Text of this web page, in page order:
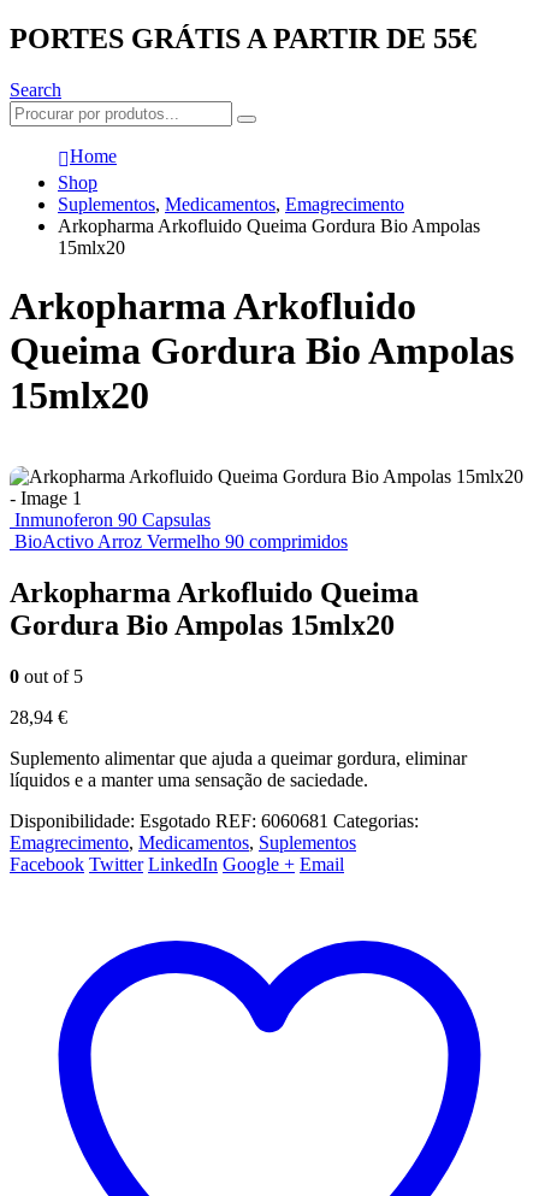
PORTES GRÁTIS A PARTIR DE 55€
Search
Home
Shop
Suplementos, Medicamentos, Emagrecimento
Arkopharma Arkofluido Queima Gordura Bio Ampolas
15mlx20
Arkopharma Arkofluido
Queima Gordura Bio Ampolas
15mlx20
Inmunoferon 90 Capsulas
BioActivo Arroz Vermelho 90 comprimidos
Arkopharma Arkofluido Queima
Gordura Bio Ampolas 15mlx20
0 out of 5
28,94 €
Suplemento alimentar que ajuda a queimar gordura, eliminar
líquidos e a manter uma sensação de saciedade.
Disponibilidade: Esgotado REF: 6060681 Categorias:
Emagrecimento, Medicamentos, Suplementos
Facebook Twitter LinkedIn Google + Email